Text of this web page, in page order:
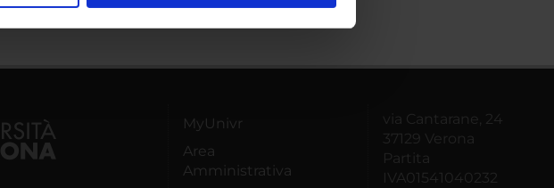
MyUnivr
Area
Amministrativa
via Cantarane, 24
37129 Verona
Partita
IVA01541040232